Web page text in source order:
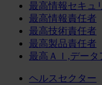
最高情報セキュ
最高情報責任者
最高技術責任者
最高製品責任者
最高ＡＩ,デー
ヘルスセクター